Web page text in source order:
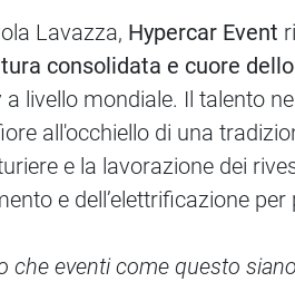
Lavazza, Hypercar Event
consolidata e cuore
livello mondiale. Il talento
all'occhiello di una
e la lavorazione dei
e dell’elettrificazione
che eventi come questo